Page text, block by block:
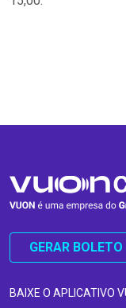
GERAR BOLETO
BAIXE O APLICATIVO